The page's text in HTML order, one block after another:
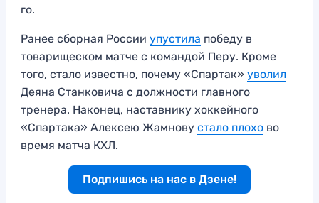
го.
Ранее сборная России упустила победу в
товарищеском матче с командой Перу. Кроме
того, стало известно, почему «Спартак» уволил
Деяна Станковича с должности главного
тренера. Наконец, наставнику хоккейного
«Спартака» Алексею Жамнову стало плохо во
время матча КХЛ.
Подпишись на нас в Дзене!